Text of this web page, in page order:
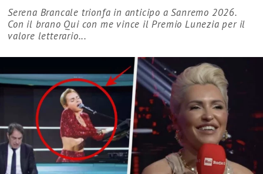
Serena Brancale trionfa in anticipo a Sanremo 2026.
Con il brano Qui con me vince il Premio Lunezia per il
valore letterario...